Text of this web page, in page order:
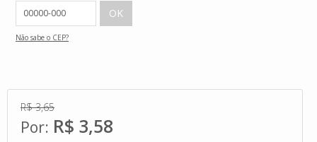
Não sabe o CEP?
R$ 3,65
R$ 3,58